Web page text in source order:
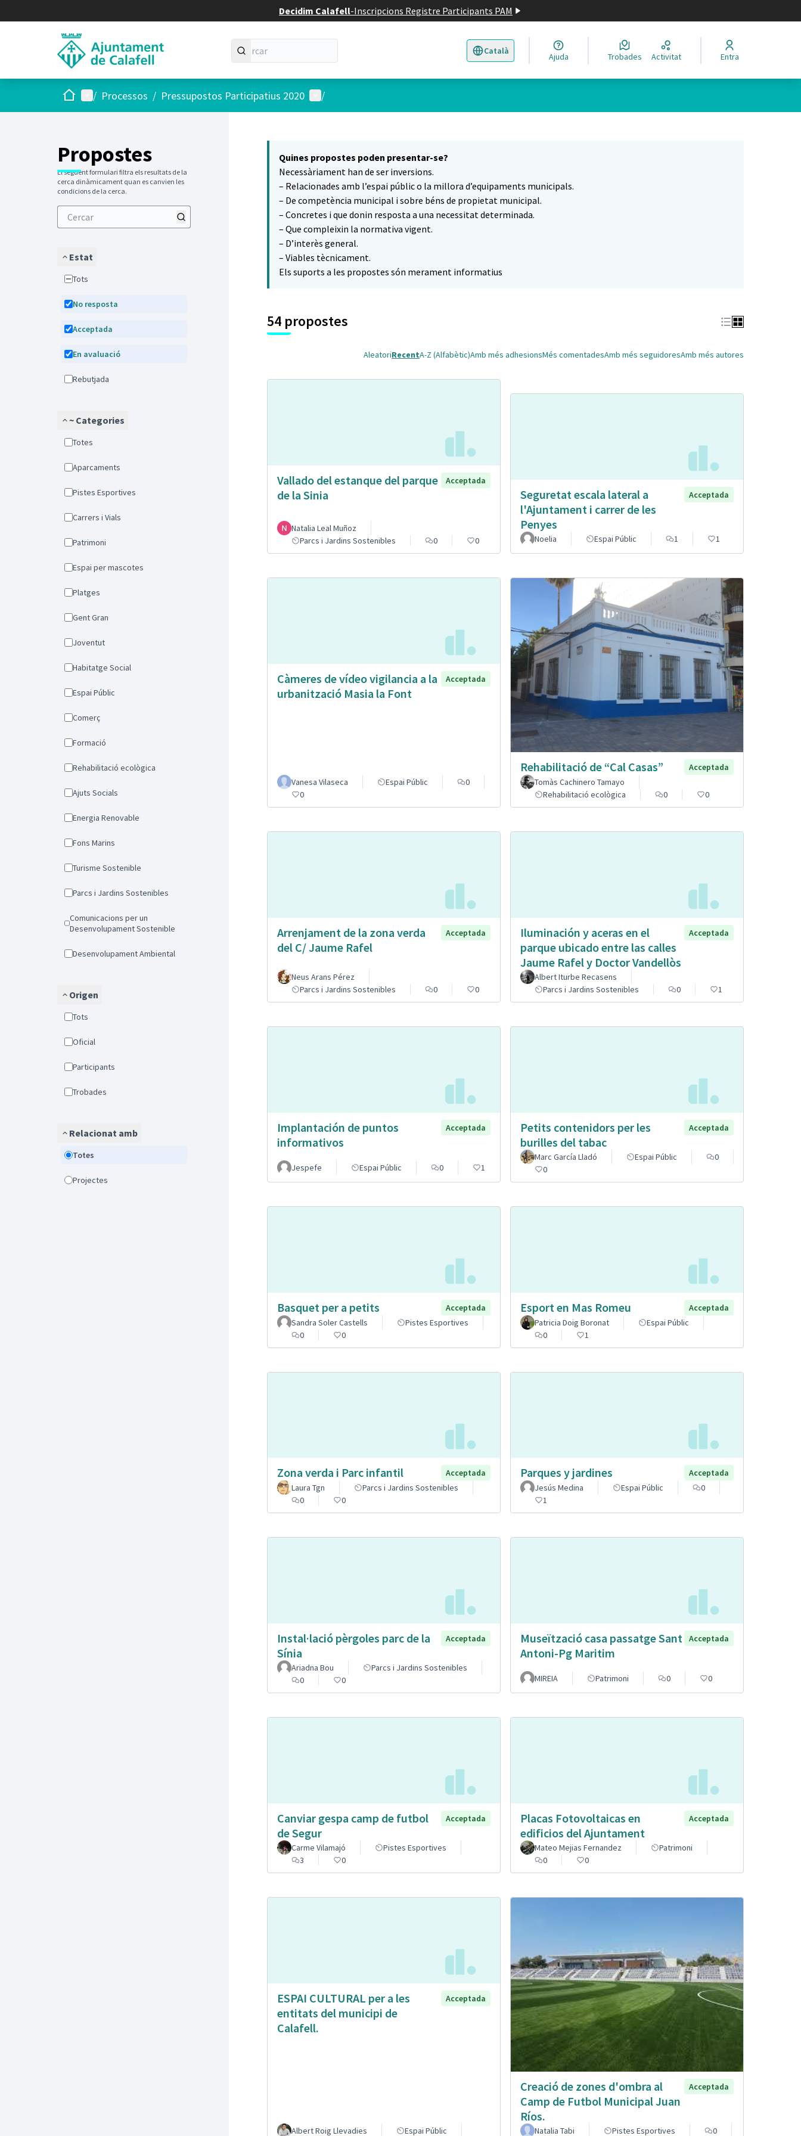
Decidim Calafell-Inscripcions Registre Participants PAM
Català
Triar la llengua Elegir el idioma
Ajuda Trobades Activitat Entra
Inici Menú principal
/ Processos / Pressupostos Participatius 2020 Menú d'usuari
/
Propostes
El següent formulari filtra els resultats de la
cerca dinàmicament quan es canvien les
condicions de la cerca.
Estat
Tots
No resposta
Acceptada
En avaluació
Rebutjada
~ Categories
Totes
Aparcaments
Pistes Esportives
Carrers i Vials
Patrimoni
Espai per mascotes
Platges
Gent Gran
Joventut
Habitatge Social
Espai Públic
Comerç
Formació
Rehabilitació ecològica
Ajuts Socials
Energia Renovable
Fons Marins
Turisme Sostenible
Parcs i Jardins Sostenibles
Comunicacions per un
Desenvolupament Sostenible
Desenvolupament Ambiental
Origen
Tots
Oficial
Participants
Trobades
Relacionat amb
Totes
Projectes
Quines propostes poden presentar-se?
Necessàriament han de ser inversions.
– Relacionades amb l’espai públic o la millora d’equipaments municipals.
– De competència municipal i sobre béns de propietat municipal.
– Concretes i que donin resposta a una necessitat determinada.
– Que compleixin la normativa vigent.
– D’interès general.
– Viables tècnicament.
Els suports a les propostes són merament informatius
54 propostes
AleatoriRecentA-Z (Alfabètic)Amb més adhesionsMés comentadesAmb més seguidoresAmb més autores
Vallado del estanque del parque
de la Sinia
Acceptada
Natalia Leal Muñoz
Parcs i Jardins Sostenibles
0 0
Seguretat escala lateral a
l'Ajuntament i carrer de les
Penyes
Acceptada
Noelia Espai Públic 1 1
Càmeres de vídeo vigilancia a la
urbanització Masia la Font
Acceptada
Vanesa Vilaseca Espai Públic
0
0
Rehabilitació de “Cal Casas”
Acceptada
Tomàs Cachinero Tamayo
Rehabilitació ecològica
0 0
Arrenjament de la zona verda
del C/ Jaume Rafel
Acceptada
Neus Arans Pérez
Parcs i Jardins Sostenibles
0 0
Iluminación y aceras en el
parque ubicado entre las calles
Jaume Rafel y Doctor Vandellòs
Acceptada
Albert Iturbe Recasens
Parcs i Jardins Sostenibles
0 1
Implantación de puntos
informativos
Acceptada
Jespefe Espai Públic 0 1
Petits contenidors per les
burilles del tabac
Acceptada
Marc García Lladó Espai Públic
0
0
Basquet per a petits
Acceptada
Sandra Soler Castells
Pistes Esportives
0
0
Esport en Mas Romeu
Acceptada
Patricia Doig Boronat
Espai Públic
0
1
Zona verda i Parc infantil
Acceptada
Laura Tgn
Parcs i Jardins Sostenibles
0
0
Parques y jardines
Acceptada
Jesús Medina
Espai Públic
0
1
Instal·lació pèrgoles parc de la
Sínia
Acceptada
Ariadna Bou
Parcs i Jardins Sostenibles
0
0
Museïtzació casa passatge Sant
Antoni-Pg Maritim
Acceptada
MIREIA Patrimoni 0 0
Canviar gespa camp de futbol
de Segur
Acceptada
Carme Vilamajó
Pistes Esportives
3
0
Placas Fotovoltaicas en
edificios del Ajuntament
Acceptada
Mateo Mejias Fernandez
Patrimoni
0
0
ESPAI CULTURAL per a les
entitats del municipi de
Calafell.
Acceptada
Albert Roig Llevadies Espai Públic
Creació de zones d'ombra al
Camp de Futbol Municipal Juan
Ríos.
Acceptada
Natalia Tabi Pistes Esportives 0